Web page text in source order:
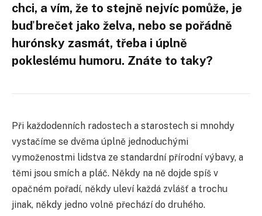
chci, a vím, že to stejně nejvíc pomůže, je
buď brečet jako želva, nebo se pořádně
hurónsky zasmát, třeba i úplně
pokleslému humoru. Znáte to taky?
Při každodenních radostech a starostech si mnohdy
vystačíme se dvěma úplně jednoduchými
vymoženostmi lidstva ze standardní přírodní výbavy, a
těmi jsou smích a pláč. Někdy na ně dojde spíš v
opačném pořadí, někdy uleví každá zvlášť a trochu
jinak, někdy jedno volně přechází do druhého.